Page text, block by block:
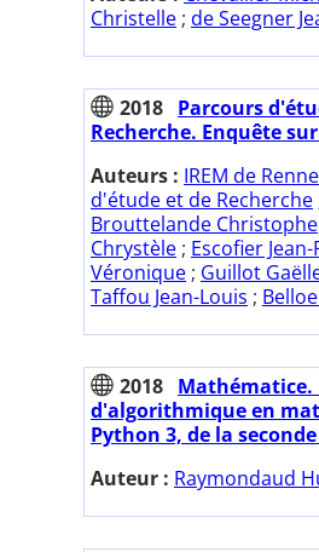
Christelle ; de Seegner
2018 Parcours
Recherche. Enquête
Auteurs : IREM de
d'étude et de Recherche
Brouttelande Christophe
Chrystèle ; Escofier
Véronique ; Guillot
Taffou Jean-Louis ;
2018 Mathématice.
d'algorithmique en
Python 3, de la
Auteur : Raymondaud